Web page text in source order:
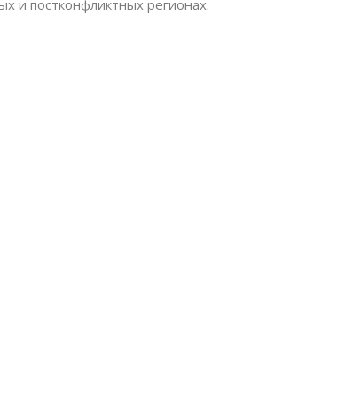
и постконфликтных регионах.